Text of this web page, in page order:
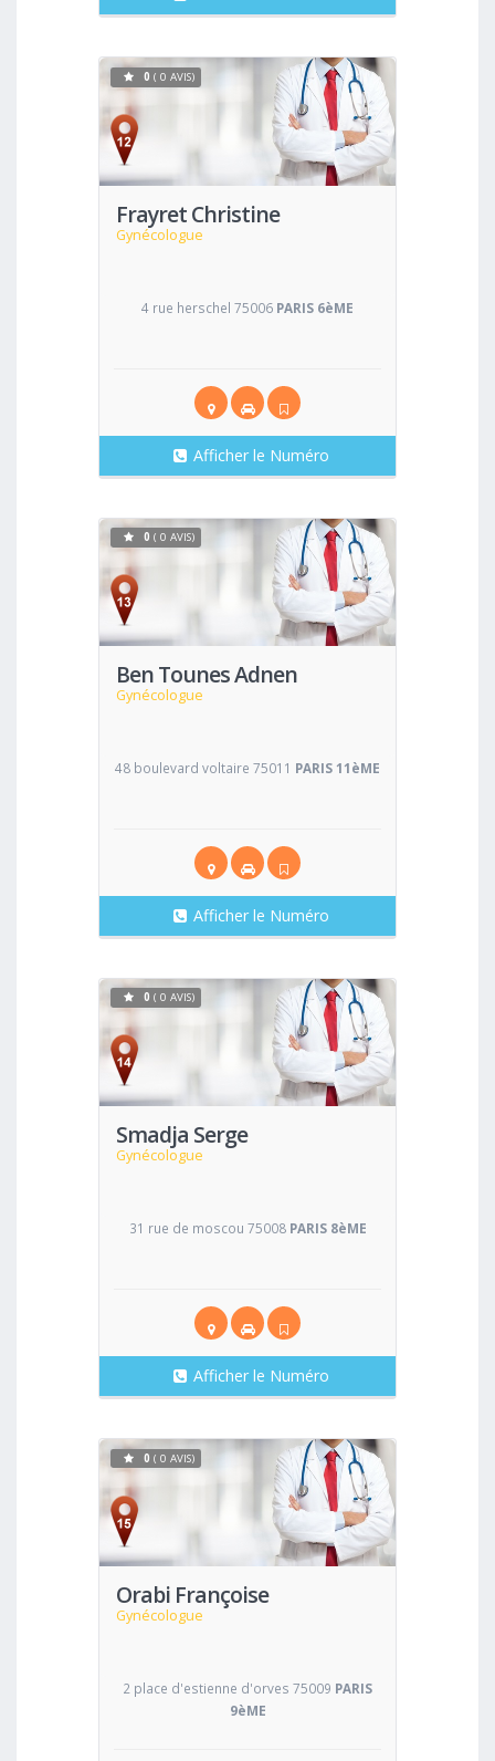
Frayret Christine
Gynécologue
Voir
0 ( 0 AVIS)
4 rue herschel 75006 PARIS 6èME
Afficher le Numéro
Ben Tounes Adnen
Gynécologue
Voir
0 ( 0 AVIS)
48 boulevard voltaire 75011 PARIS 11èME
Afficher le Numéro
Smadja Serge
Gynécologue
Voir
0 ( 0 AVIS)
31 rue de moscou 75008 PARIS 8èME
Afficher le Numéro
Orabi Françoise
Gynécologue
Voir
0 ( 0 AVIS)
2 place d'estienne d'orves 75009 PARIS
9èME